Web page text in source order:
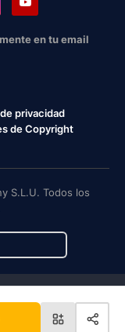
en tu email
privacidad
de Copyright
S.L.U. Todos los